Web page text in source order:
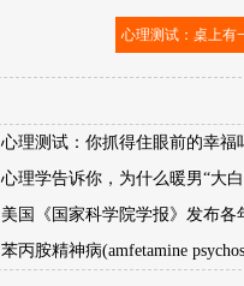
心理测试：桌上有
心理测试：你抓得住眼前的幸福
心理学告诉你，为什么暖男“大
美国《国家科学院学报》发布各
苯丙胺精神病(amfetamine